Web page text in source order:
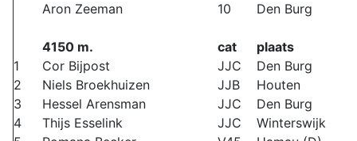
Aron Zeeman
10 Den Burg
4150 m. cat
plaats
1
Cor Bijpost JJC
Den Burg
2
Niels Broekhuizen JJB
Houten
3
Hessel Arensman JJC
Den Burg
4
Thijs Esselink JJC
Winterswijk